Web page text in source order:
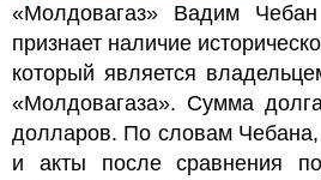
«Молдовагаз» Вадим
признает наличие
который является
«Молдовагаза». Сумма
долларов. По словам
и акты после сравнения